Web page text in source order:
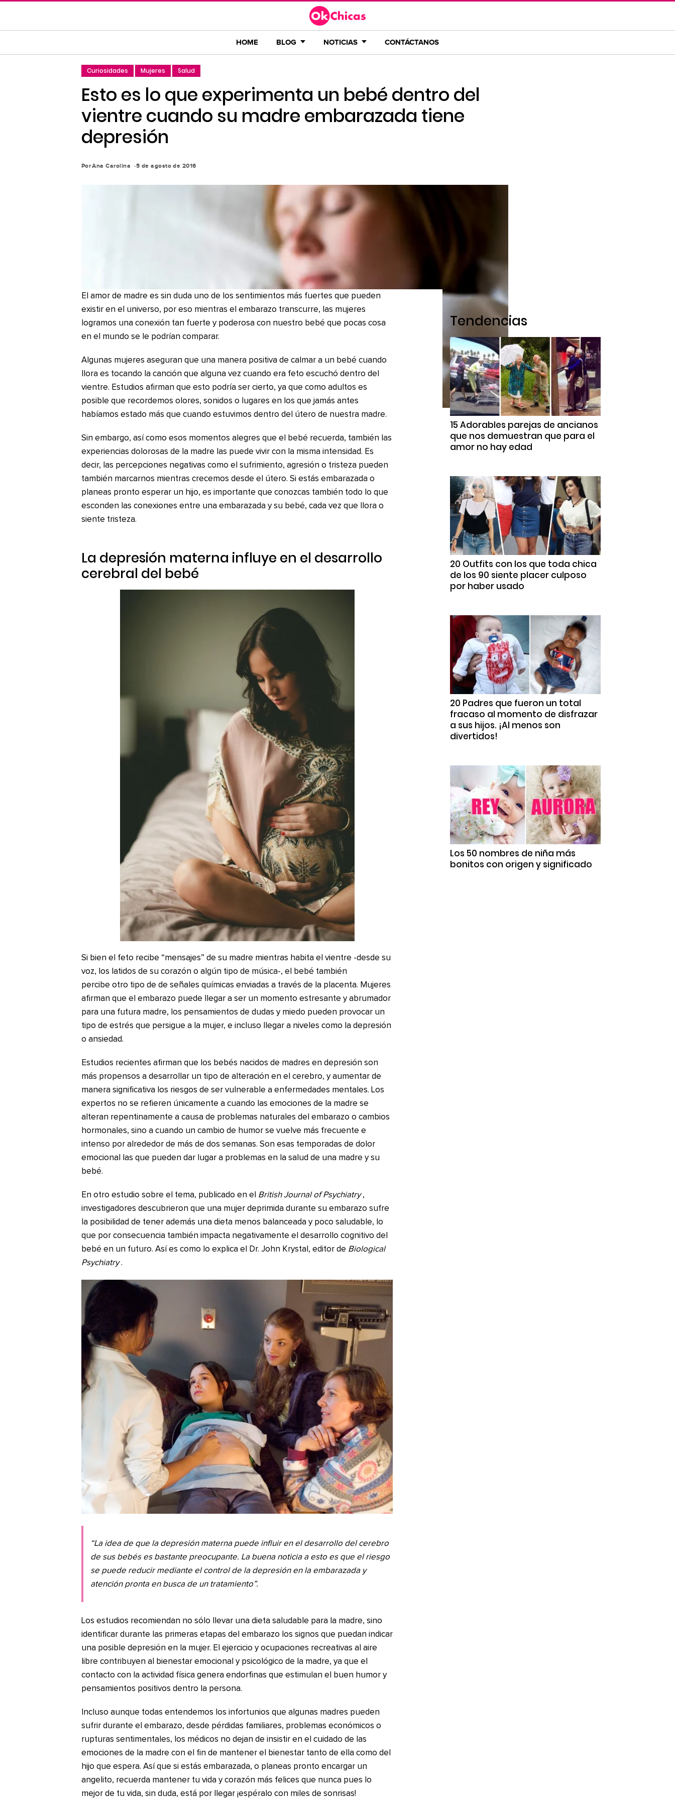
contenido
HOME BLOG NOTICIAS CONTÁCTANOS
Curiosidades Mujeres Salud
Esto es lo que experimenta un bebé dentro del
vientre cuando su madre embarazada tiene
depresión
PorAna Carolina 5 de agosto de 2016
El amor de madre es sin duda uno de los sentimientos más fuertes que pueden
existir en el universo, por eso mientras el embarazo transcurre, las mujeres
logramos una conexión tan fuerte y poderosa con nuestro bebé que pocas cosa
en el mundo se le podrían comparar.
Algunas mujeres aseguran que una manera positiva de calmar a un bebé cuando
llora es tocando la canción que alguna vez cuando era feto escuchó dentro del
vientre. Estudios afirman que esto podría ser cierto, ya que como adultos es
posible que recordemos olores, sonidos o lugares en los que jamás antes
habíamos estado más que cuando estuvimos dentro del útero de nuestra madre.
Sin embargo, así como esos momentos alegres que el bebé recuerda, también las
experiencias dolorosas de la madre las puede vivir con la misma intensidad. Es
decir, las percepciones negativas como el sufrimiento, agresión o tristeza pueden
también marcarnos mientras crecemos desde el útero. Si estás embarazada o
planeas pronto esperar un hijo, es importante que conozcas también todo lo que
esconden las conexiones entre una embarazada y su bebé, cada vez que llora o
siente tristeza.
La depresión materna influye en el desarrollo
cerebral del bebé
Si bien el feto recibe “mensajes” de su madre mientras habita el vientre -desde su
voz, los latidos de su corazón o algún tipo de música-, el bebé también
percibe otro tipo de de señales químicas enviadas a través de la placenta. Mujeres
afirman que el embarazo puede llegar a ser un momento estresante y abrumador
para una futura madre, los pensamientos de dudas y miedo pueden provocar un
tipo de estrés que persigue a la mujer, e incluso llegar a niveles como la depresión
o ansiedad.
Estudios recientes afirman que los bebés nacidos de madres en depresión son
más propensos a desarrollar un tipo de alteración en el cerebro, y aumentar de
manera significativa los riesgos de ser vulnerable a enfermedades mentales. Los
expertos no se refieren únicamente a cuando las emociones de la madre se
alteran repentinamente a causa de problemas naturales del embarazo o cambios
hormonales, sino a cuando un cambio de humor se vuelve más frecuente e
intenso por alrededor de más de dos semanas. Son esas temporadas de dolor
emocional las que pueden dar lugar a problemas en la salud de una madre y su
bebé.
En otro estudio sobre el tema, publicado en el British Journal of Psychiatry ,
investigadores descubrieron que una mujer deprimida durante su embarazo sufre
la posibilidad de tener además una dieta menos balanceada y poco saludable, lo
que por consecuencia también impacta negativamente el desarrollo cognitivo del
bebé en un futuro. Así es como lo explica el Dr. John Krystal, editor de Biological
Psychiatry .
“La idea de que la depresión materna puede influir en el desarrollo del cerebro
de sus bebés es bastante preocupante. La buena noticia a esto es que el riesgo
se puede reducir mediante el control de la depresión en la embarazada y
atención pronta en busca de un tratamiento”.
Los estudios recomiendan no sólo llevar una dieta saludable para la madre, sino
identificar durante las primeras etapas del embarazo los signos que puedan indicar
una posible depresión en la mujer. El ejercicio y ocupaciones recreativas al aire
libre contribuyen al bienestar emocional y psicológico de la madre, ya que el
contacto con la actividad física genera endorfinas que estimulan el buen humor y
pensamientos positivos dentro la persona.
Incluso aunque todas entendemos los infortunios que algunas madres pueden
sufrir durante el embarazo, desde pérdidas familiares, problemas económicos o
rupturas sentimentales, los médicos no dejan de insistir en el cuidado de las
emociones de la madre con el fin de mantener el bienestar tanto de ella como del
hijo que espera. Así que si estás embarazada, o planeas pronto encargar un
angelito, recuerda mantener tu vida y corazón más felices que nunca pues lo
mejor de tu vida, sin duda, está por llegar ¡espéralo con miles de sonrisas!
Tendencias
15 Adorables parejas de ancianos
que nos demuestran que para el
amor no hay edad
20 Outfits con los que toda chica
de los 90 siente placer culposo
por haber usado
20 Padres que fueron un total
fracaso al momento de disfrazar
a sus hijos. ¡Al menos son
divertidos!
Los 50 nombres de niña más
bonitos con origen y significado